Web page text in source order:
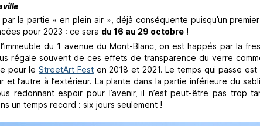
ville
la partie « en plein air », déjà conséquente puisqu’un premier
pour 2023 : ce sera du 16 au 29 octobre !
du 1 avenue du Mont-Blanc, on est happés par la
régale souvent de ces effets de transparence du verre
pour leStreetArt Festen 2018 et 2021. Le temps qui passe
et l’autre à l’extérieur. La plante dans la partie inférieure du
redonnant espoir pour l’avenir, il n’est peut-être pas trop
un temps record : six jours seulement !